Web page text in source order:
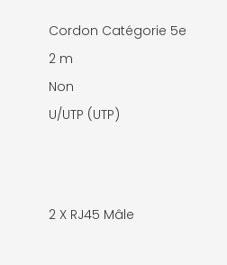
Cordon Catégorie 5e
2 m
Non
U/UTP (UTP)
2 X RJ45 Mâle